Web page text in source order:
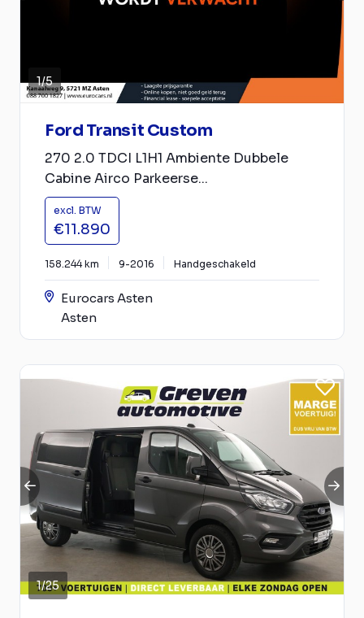
1/5
Ford Transit Custom
270 2.0 TDCI L1H1 Ambiente Dubbele
Cabine Airco Parkeerse...
excl. BTW
€11.890
158.244 km 9-2016 Handgeschakeld
Eurocars Asten
Asten
1/25